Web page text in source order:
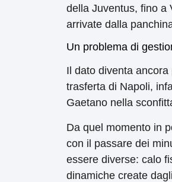
della Juventus, fino a
arrivate dalla
Un problema di
Il dato diventa
trasferta di Napoli,
Gaetano nella
Da quel momento in
con il passare dei
essere diverse: calo
dinamiche create